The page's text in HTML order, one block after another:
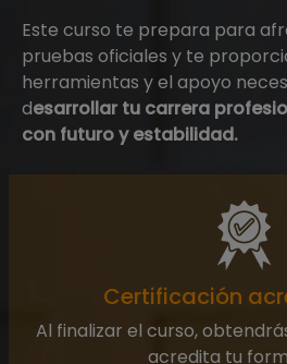
Este curso te prepara para
pruebas oficiales y te
herramientas y el apoyo
desarrollar tu carrera
con futuro y estabilidad.
Certificación
Al finalizar el curso,
acredita tu